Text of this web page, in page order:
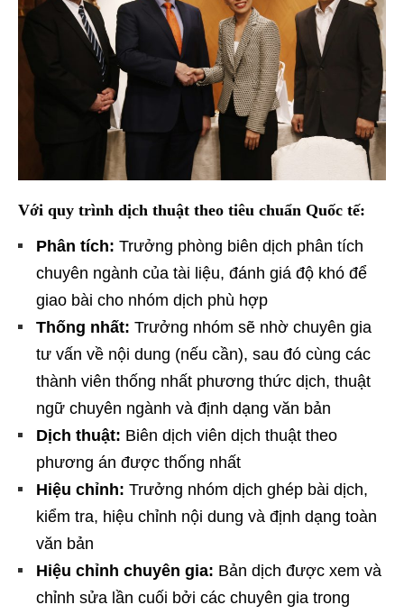
Với quy trình dịch thuật theo tiêu chuẩn Quốc tế:
Phân tích: Trưởng phòng biên dịch phân tích
chuyên ngành của tài liệu, đánh giá độ khó để
giao bài cho nhóm dịch phù hợp
Thống nhất: Trưởng nhóm sẽ nhờ chuyên gia
tư vấn về nội dung (nếu cần), sau đó cùng các
thành viên thống nhất phương thức dịch, thuật
ngữ chuyên ngành và định dạng văn bản
Dịch thuật: Biên dịch viên dịch thuật theo
phương án được thống nhất
Hiệu chỉnh: Trưởng nhóm dịch ghép bài dịch,
kiểm tra, hiệu chỉnh nội dung và định dạng toàn
văn bản
Hiệu chỉnh chuyên gia: Bản dịch được xem và
chỉnh sửa lần cuối bởi các chuyên gia trong